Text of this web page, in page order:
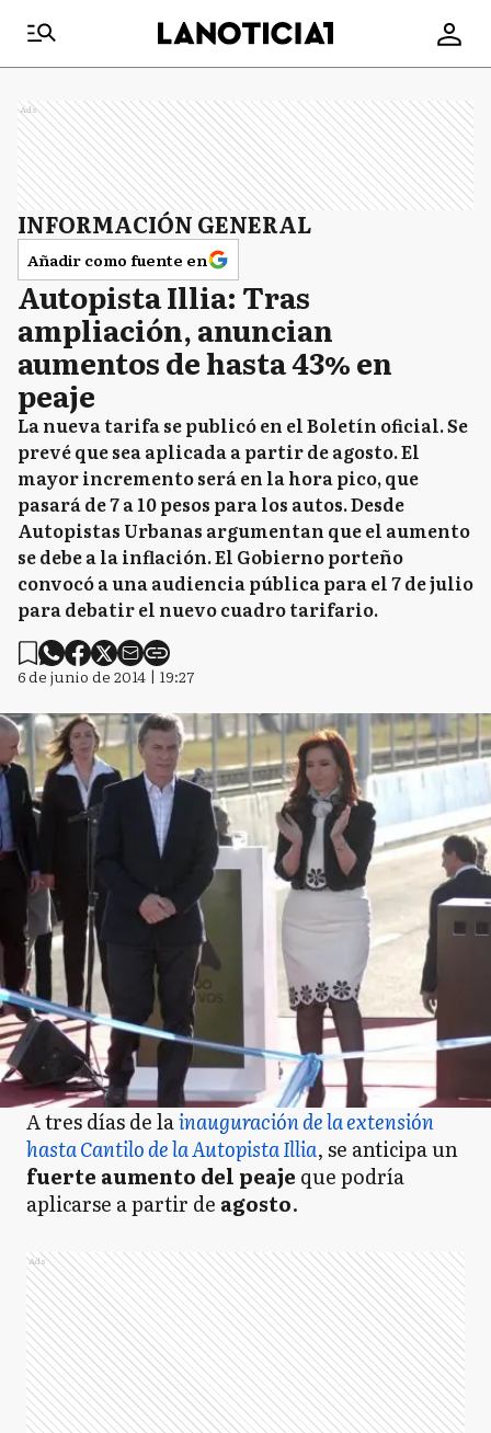
Ads
INFORMACIÓN GENERAL
Añadir como fuente en
Autopista Illia: Tras
ampliación, anuncian
aumentos de hasta 43% en
peaje
La nueva tarifa se publicó en el Boletín oficial. Se
prevé que sea aplicada a partir de agosto. El
mayor incremento será en la hora pico, que
pasará de 7 a 10 pesos para los autos. Desde
Autopistas Urbanas argumentan que el aumento
se debe a la inflación. El Gobierno porteño
convocó a una audiencia pública para el 7 de julio
para debatir el nuevo cuadro tarifario.
6 de junio de 2014 | 19:27
A tres días de lainauguración de la extensión
hasta Cantilo de la Autopista Illia, se anticipa un
fuerte aumento del peaje que podría
aplicarse a partir de agosto.
Ads